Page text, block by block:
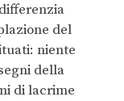
del
niente
della
di lacrime